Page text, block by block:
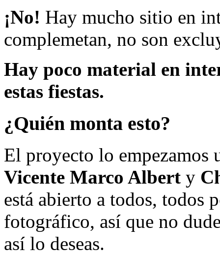
¡No! Hay mucho sitio en
complemetan, no son
Hay poco material en
estas fiestas.
¿Quién monta esto?
El proyecto lo empezamos
Vicente Marco Albert y
está abierto a todos, todos
fotográfico, así que no
así lo deseas.